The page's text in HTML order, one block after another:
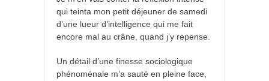
qui teinta mon petit déjeuner de samedi
d’une lueur d’intelligence qui me fait
encore mal au crâne, quand j’y repense.
Un détail d’une finesse sociologique
phénoménale m’a sauté en pleine face,